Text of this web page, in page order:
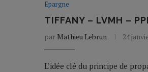
Epargne
TIFFANY – LVMH –
par Mathieu Lebrun 24
L’idée clé du principe de